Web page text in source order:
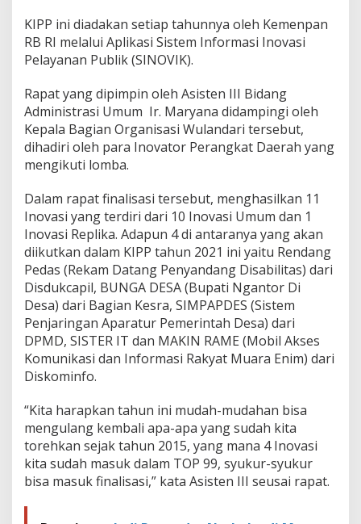
I
n
o
v
s
i
P
e
l
n
a
n
P
u
b
l
k
I
u
K
P
P
2
0
KIPP ini diadakan setiap tahunnya oleh Kemenpan
RB RI melalui Aplikasi Sistem Informasi Inovasi
Pelayanan Publik (SINOVIK).
Rapat yang dipimpin oleh Asisten III Bidang
Administrasi Umum Ir. Maryana didampingi oleh
Kepala Bagian Organisasi Wulandari tersebut,
dihadiri oleh para Inovator Perangkat Daerah yang
mengikuti lomba.
Dalam rapat finalisasi tersebut, menghasilkan 11
Inovasi yang terdiri dari 10 Inovasi Umum dan 1
Inovasi Replika. Adapun 4 di antaranya yang akan
diikutkan dalam KIPP tahun 2021 ini yaitu Rendang
Pedas (Rekam Datang Penyandang Disabilitas) dari
Disdukcapil, BUNGA DESA (Bupati Ngantor Di
Desa) dari Bagian Kesra, SIMPAPDES (Sistem
Penjaringan Aparatur Pemerintah Desa) dari
DPMD, SISTER IT dan MAKIN RAME (Mobil Akses
Komunikasi dan Informasi Rakyat Muara Enim) dari
Diskominfo.
“Kita harapkan tahun ini mudah-mudahan bisa
mengulang kembali apa-apa yang sudah kita
torehkan sejak tahun 2015, yang mana 4 Inovasi
kita sudah masuk dalam TOP 99, syukur-syukur
bisa masuk finalisasi,” kata Asisten III seusai rapat.